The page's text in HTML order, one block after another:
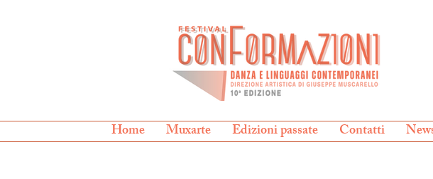
Home Muxarte Edizioni passate Contatti